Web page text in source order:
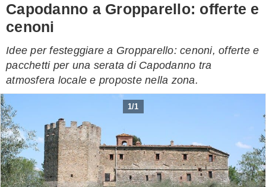
Capodanno a Gropparello: offerte e
cenoni
Idee per festeggiare a Gropparello: cenoni, offerte e
pacchetti per una serata di Capodanno tra
atmosfera locale e proposte nella zona.
1/1